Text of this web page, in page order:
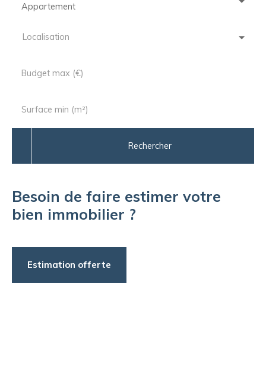
Appartement
Localisation
Budget max (€)
Surface min (m²)
Rechercher
Besoin de faire estimer votre
bien immobilier ?
Estimation offerte